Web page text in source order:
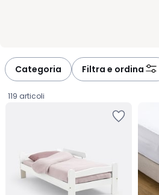
Categoria Filtra e ordina
119 articoli